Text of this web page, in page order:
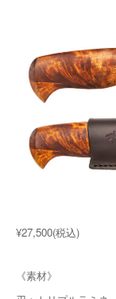
¥27,500(税込)
《素材》